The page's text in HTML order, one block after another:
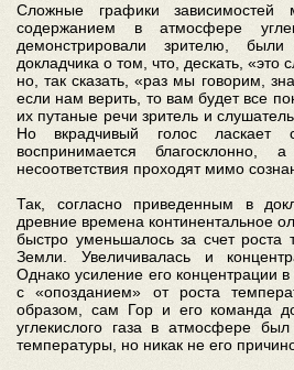
Сложные графики зависимостей
содержанием в атмосфере
демонстрировали зрителю,
докладчика о том, что, дескать, «это
но, так сказать, «раз мы говорим,
если нам верить, то вам будет все
их путаные речи зритель и
Но вкрадчивый голос ласкает
воспринимается благосклонно,
несоответствия проходят мимо
Так, согласно приведенным в
древние времена континентальное
быстро уменьшалось за счет
Земли. Увеличивалась и
Однако усиление его концентрации
с «опозданием» от роста
образом, сам Гор и его команда
углекислого газа в атмосфере
температуры, но никак не его